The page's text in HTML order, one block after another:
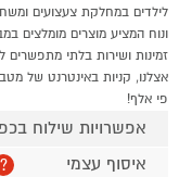
זמינות ושירות בלתי מתפשרים
אצלנו, קניות באינטרנט של
פי אלף!
אפשרויות שילוח
איסוף עצמי
?